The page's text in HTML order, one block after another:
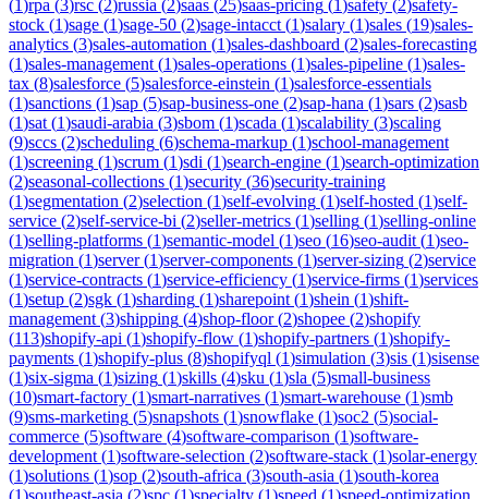
(1)rpa (3)rsc (2)russia (2)saas (25)saas-pricing (1)safety (2)safety-
stock (1)sage (1)sage-50 (2)sage-intacct (1)salary (1)sales (19)sales-
analytics (3)sales-automation (1)sales-dashboard (2)sales-forecasting
(1)sales-management (1)sales-operations (1)sales-pipeline (1)sales-
tax (8)salesforce (5)salesforce-einstein (1)salesforce-essentials
(1)sanctions (1)sap (5)sap-business-one (2)sap-hana (1)sars (2)sasb
(1)sat (1)saudi-arabia (3)sbom (1)scada (1)scalability (3)scaling
(9)sccs (2)scheduling (6)schema-markup (1)school-management
(1)screening (1)scrum (1)sdi (1)search-engine (1)search-optimization
(2)seasonal-collections (1)security (36)security-training
(1)segmentation (2)selection (1)self-evolving (1)self-hosted (1)self-
service (2)self-service-bi (2)seller-metrics (1)selling (1)selling-online
(1)selling-platforms (1)semantic-model (1)seo (16)seo-audit (1)seo-
migration (1)server(1)server-components (1)server-sizing (2)service
(1)service-contracts (1)service-efficiency (1)service-firms (1)services
(1)setup (2)sgk (1)sharding (1)sharepoint (1)shein (1)shift-
management (3)shipping (4)shop-floor(2)shopee (2)shopify
(113)shopify-api (1)shopify-flow (1)shopify-partners (1)shopify-
payments (1)shopify-plus (8)shopifyql (1)simulation (3)sis (1)sisense
(1)six-sigma (1)sizing (1)skills (4)sku (1)sla (5)small-business
(10)smart-factory (1)smart-narratives (1)smart-warehouse (1)smb
(9)sms-marketing (5)snapshots (1)snowflake (1)soc2 (5)social-
commerce (5)software (4)software-comparison (1)software-
development (1)software-selection (2)software-stack (1)solar-energy
(1)solutions (1)sop (2)south-africa (3)south-asia (1)south-korea
(1)southeast-asia (2)spc (1)specialty (1)speed (1)speed-optimization